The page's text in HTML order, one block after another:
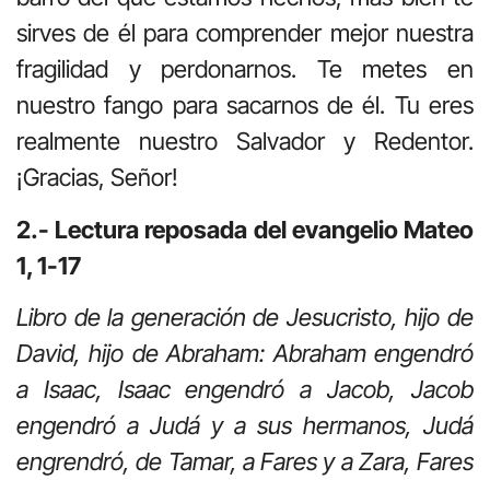
sirves de él para comprender mejor nuestra
fragilidad y perdonarnos. Te metes en
nuestro fango para sacarnos de él. Tu eres
realmente nuestro Salvador y Redentor.
¡Gracias, Señor!
2.- Lectura reposada del evangelio Mateo
1, 1-17
Libro de la generación de Jesucristo, hijo de
David, hijo de Abraham: Abraham engendró
a Isaac, Isaac engendró a Jacob, Jacob
engendró a Judá y a sus hermanos, Judá
engrendró, de Tamar, a Fares y a Zara, Fares